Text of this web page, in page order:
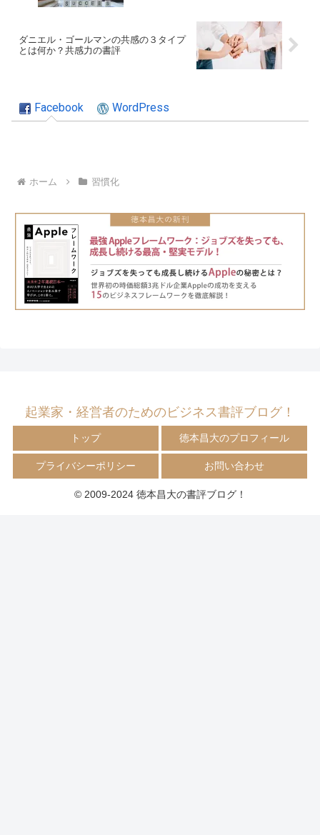
ダニエル・ゴールマンの共感の３タイプ
とは何か？共感力の書評
Facebook WordPress
ホーム 習慣化
起業家・経営者のためのビジネス書評ブログ！
トップ 徳本昌大のプロフィール
プライバシーポリシー お問い合わせ
© 2009-2024 徳本昌大の書評ブログ！